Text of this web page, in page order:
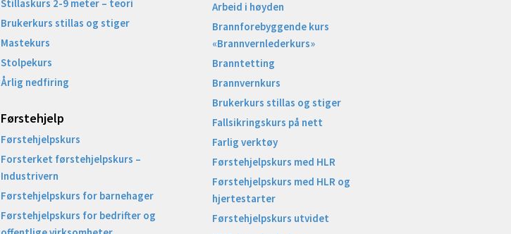
Stillaskurs 2-9 meter – teori
Brukerkurs stillas og stiger
Mastekurs
Stolpekurs
Årlig nedfiring
Førstehjelp
Førstehjelpskurs
Forsterket førstehjelpskurs –
Industrivern
Førstehjelpskurs for barnehager
Førstehjelpskurs for bedrifter og
Arbeid i høyden
Brannforebyggende kurs
«Brannvernlederkurs»
Branntetting
Brannvernkurs
Brukerkurs stillas og stiger
Fallsikringskurs på nett
Farlig verktøy
Førstehjelpskurs med HLR
Førstehjelpskurs med HLR og
hjertestarter
Førstehjelpskurs utvidet